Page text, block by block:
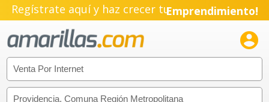
Regístrate aquí y haz crecer tuEmprendimiento!
